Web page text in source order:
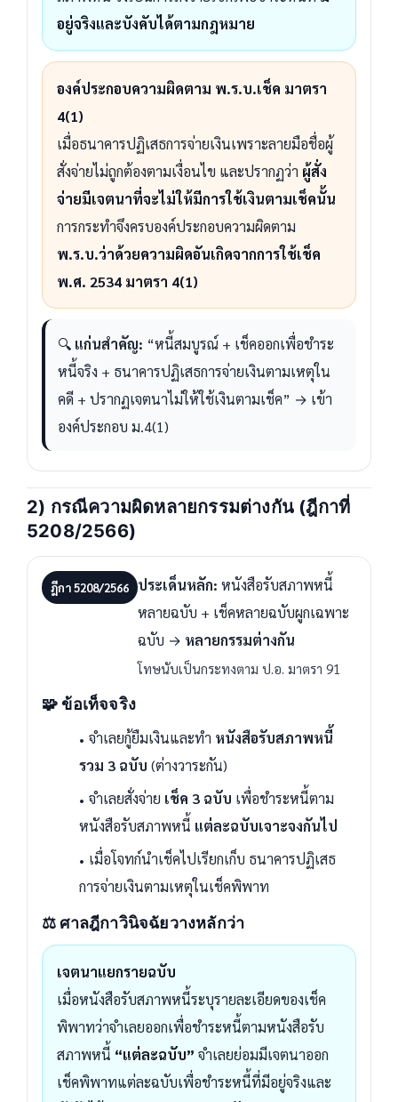
อยู่จริงและบังคับได้ตามกฎหมาย
องค์ประกอบความผิดตาม พ.ร.บ.เช็ค มาตรา
4(1)
เมื่อธนาคารปฏิเสธการจ่ายเงินเพราะลายมือชื่อผู้
สั่งจ่ายไม่ถูกต้องตามเงื่อนไข และปรากฏว่า ผู้สั่ง
จ่ายมีเจตนาที่จะไม่ให้มีการใช้เงินตามเช็คนั้น
การกระทำจึงครบองค์ประกอบความผิดตาม
พ.ร.บ.ว่าด้วยความผิดอันเกิดจากการใช้เช็ค
พ.ศ. 2534 มาตรา 4(1)
🔍 แก่นสำคัญ: “หนี้สมบูรณ์ + เช็คออกเพื่อชำระ
หนี้จริง + ธนาคารปฏิเสธการจ่ายเงินตามเหตุใน
คดี + ปรากฏเจตนาไม่ให้ใช้เงินตามเช็ค” → เข้า
องค์ประกอบ ม.4(1)
2) กรณีความผิดหลายกรรมต่างกัน (ฎีกาที่
5208/2566)
ฎีกา 5208/2566 ประเด็นหลัก: หนังสือรับสภาพหนี้
หลายฉบับ + เช็คหลายฉบับผูกเฉพาะ
ฉบับ → หลายกรรมต่างกัน
โทษนับเป็นกระทงตาม ป.อ. มาตรา 91
🧩 ข้อเท็จจริง
จำเลยกู้ยืมเงินและทำ หนังสือรับสภาพหนี้
รวม 3 ฉบับ (ต่างวาระกัน)
จำเลยสั่งจ่าย เช็ค 3 ฉบับ เพื่อชำระหนี้ตาม
หนังสือรับสภาพหนี้ แต่ละฉบับเจาะจงกันไป
เมื่อโจทก์นำเช็คไปเรียกเก็บ ธนาคารปฏิเสธ
การจ่ายเงินตามเหตุในเช็คพิพาท
⚖️ ศาลฎีกาวินิจฉัยวางหลักว่า
เจตนาแยกรายฉบับ
เมื่อหนังสือรับสภาพหนี้ระบุรายละเอียดของเช็ค
พิพาทว่าจำเลยออกเพื่อชำระหนี้ตามหนังสือรับ
สภาพหนี้ “แต่ละฉบับ” จำเลยย่อมมีเจตนาออก
เช็คพิพาทแต่ละฉบับเพื่อชำระหนี้ที่มีอยู่จริงและ